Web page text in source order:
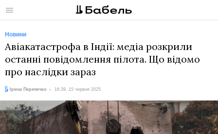
Меню
Новини
Авіакатастрофа в Індії: медіа розкрили
останні повідомлення пілота. Що відомо
про наслідки зараз
Автор:
Ірина Перепечко
Дата: 16:39, 15 червня 2025